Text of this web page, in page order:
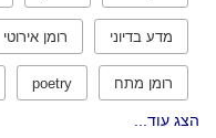
מדע בדיוני רומן אירוטי
רומן מתח poetry
הצג עוד...